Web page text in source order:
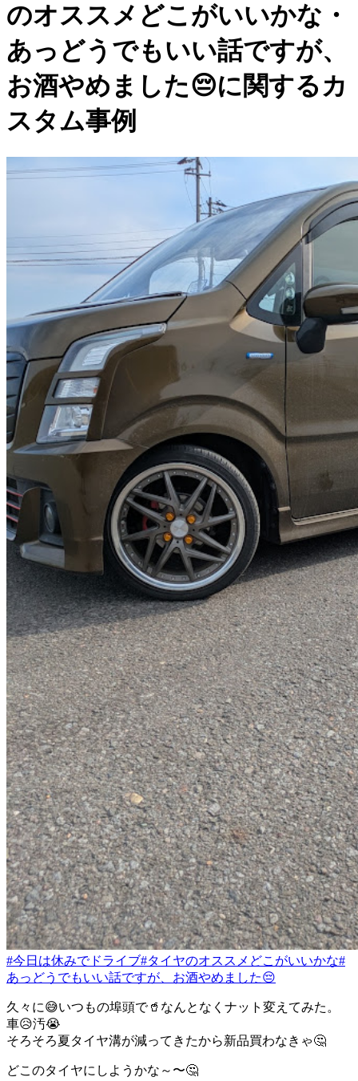
のオススメどこがいいかな・
あっどうでもいい話ですが、
お酒やめました😔に関するカ
スタム事例
#今日は休みでドライブ#タイヤのオススメどこがいいかな#
あっどうでもいい話ですが、お酒やめました😔
久々に😅いつもの埠頭で🥤なんとなくナット変えてみた。
車😥汚😭
そろそろ夏タイヤ溝が減ってきたから新品買わなきゃ🤔
どこのタイヤにしようかな～〜🤔